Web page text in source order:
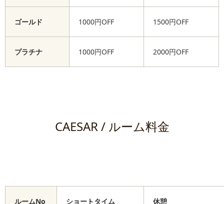
ゴールド 1000円OFF 1500円OFF
プラチナ 1000円OFF 2000円OFF
CAESAR / ルーム料金
ルームNo ショートタイム 休憩